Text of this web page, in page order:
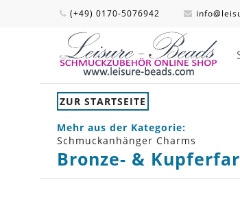
(+49) 0170-5076942
ZUR STARTSEITE
Mehr aus der Kategorie:
Schmuckanhänger Charms
Bronze- &